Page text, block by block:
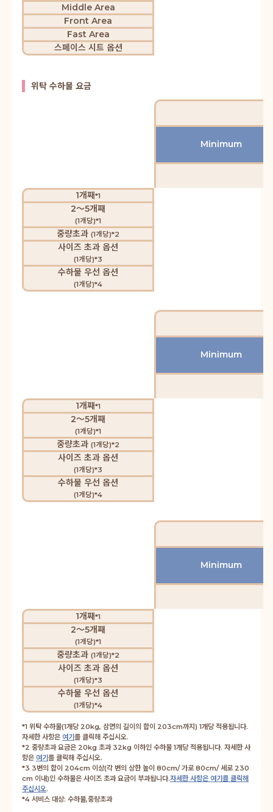
Middle Area
Front Area
Fast Area
스페이스 시트 옵션
위탁 수하물 요금
Minimum
1개째*1
2～5개째
(1개당)*1
중량초과 (1개당)*2
사이즈 초과 옵션
(1개당)*3
수하물 우선 옵션
(1개당)*4
Minimum
1개째*1
2～5개째
(1개당)*1
중량초과 (1개당)*2
사이즈 초과 옵션
(1개당)*3
수하물 우선 옵션
(1개당)*4
Minimum
1개째*1
2～5개째
(1개당)*1
중량초과 (1개당)*2
사이즈 초과 옵션
(1개당)*3
수하물 우선 옵션
(1개당)*4
*1 위탁 수하물(1개당 20kg, 삼면의 길이의 합이 203cm까지) 1개당 적용됩니다.
자세한 사항은 여기를 클릭해 주십시오.
*2 중량초과 요금은 20kg 초과 32kg 이하인 수하물 1개당 적용됩니다. 자세한 사
항은 여기를 클릭해 주십시오.
*3 3변의 합이 204cm 이상(각 변의 상한 높이 80cm/ 가로 80cm/ 세로 230
cm 이내)인 수하물은 사이즈 초과 요금이 부과됩니다.자세한 사항은 여기를 클릭해
주십시오.
*4 서비스 대상: 수하물,중량초과